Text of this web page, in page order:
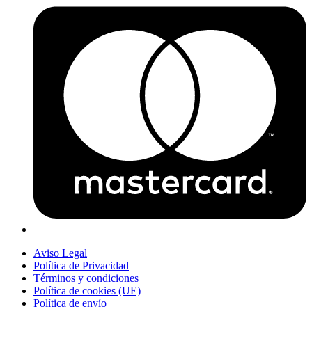
Aviso Legal
Política de Privacidad
Términos y condiciones
Política de cookies (UE)
Política de envío